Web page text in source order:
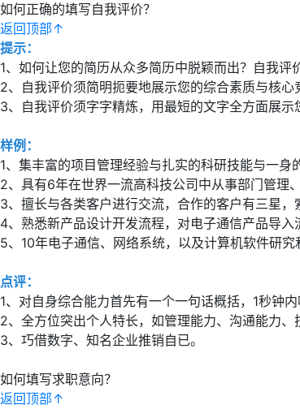
如何正确的填写自我评价？
返回顶部↑
提示：
1、如何让您的简历从众多简历中脱颖而出？自我评
2、自我评价须简明扼要地展示您的综合素质与核心
3、自我评价须字字精炼，用最短的文字全方面展示
样例：
1、集丰富的项目管理经验与扎实的科研技能与一身
2、具有6年在世界一流高科技公司中从事部门管理
3、擅长与各类客户进行交流，合作的客户有三星，
4、熟悉新产品设计开发流程，对电子通信产品导入
5、10年电子通信、网络系统，以及计算机软件研
点评：
1、对自身综合能力首先有一个一句话概括，1秒钟内
2、全方位突出个人特长，如管理能力、沟通能力、
3、巧借数字、知名企业推销自已。
如何填写求职意向？
返回顶部↑